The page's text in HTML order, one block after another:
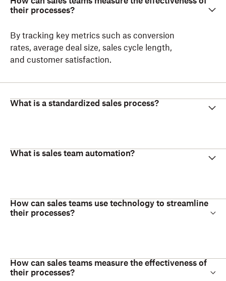
their processes?
By tracking key metrics such as conversion
rates, average deal size, sales cycle length,
and customer satisfaction.
What is a standardized sales process?
What is sales team automation?
How can sales teams use technology to streamline
their processes?
How can sales teams measure the effectiveness of
their processes?